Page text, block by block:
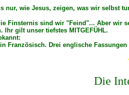
nur, wie Jesus, zeigen, was wir selbst
Finsternis sind wir "Feind"... Aber
Ihr gilt unser tiefstes MITGEFÜHL.
Französisch. Drei englische
Die